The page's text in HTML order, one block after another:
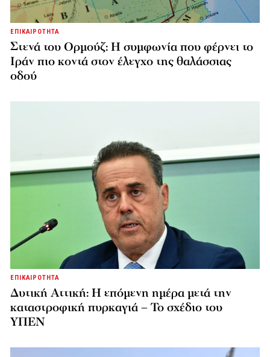
ΕΠΙΚΑΙΡΟΤΗΤΑ
Στενά του Ορμούζ: Η συμφωνία που φέρνει το
Ιράν πιο κοντά στον έλεγχο της θαλάσσιας
οδού
ΕΠΙΚΑΙΡΟΤΗΤΑ
Δυτική Αττική: Η επόμενη ημέρα μετά την
καταστροφική πυρκαγιά – Το σχέδιο του
ΥΠΕΝ